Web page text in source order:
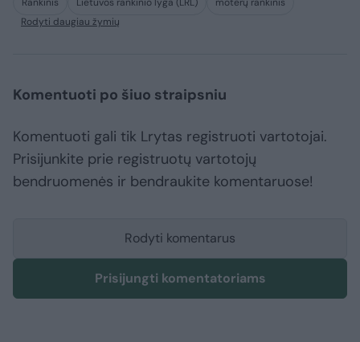
Rodyti daugiau žymių
Komentuoti po šiuo straipsniu
Komentuoti gali tik Lrytas registruoti vartotojai.
Prisijunkite prie registruotų vartotojų
bendruomenės ir bendraukite komentaruose!
Rodyti komentarus
Prisijungti komentatoriams